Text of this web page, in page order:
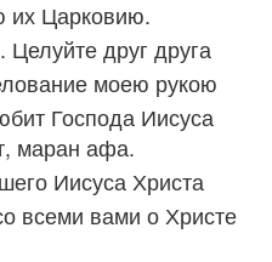
их Царковию.
друг друга
моею рукою
Господа Иисуса
маран афа.
Иисуса Христа
всеми вами о Христе